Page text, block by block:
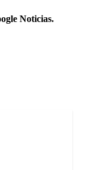
Noticias.